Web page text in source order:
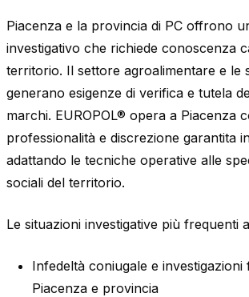
Piacenza e la provincia di PC offrono
investigativo che richiede conoscenza
territorio. Il settore agroalimentare e le
generano esigenze di verifica e tutela
marchi. EUROPOL® opera a Piacenza
professionalità e discrezione garantita
adattando le tecniche operative alle
sociali del territorio.
Le situazioni investigative più frequenti
Infedeltà coniugale e investigazioni
Piacenza e provincia